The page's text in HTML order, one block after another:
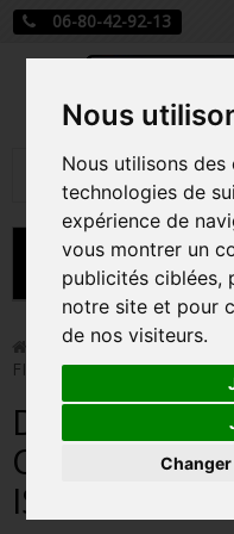
Nous
Nous utilisons
technologies de
expérience de
vous montrer un
publicités ciblées,
notre site et pour
de nos visiteurs.
06-80-42-92-13
MENU
CARTE A JOUER
PRÉCOMMANDE
FIGURINES POP MANGA
FIGURINES POP DISNEY
FIGURINES POP MARVEL
Carte a jouer >
FISHERMANS ISLAND /
DISPLAY DE
ONE PIECE
ISLAND /